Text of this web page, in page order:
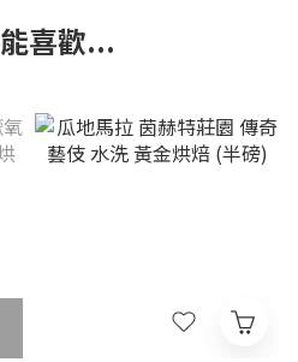
喜歡...